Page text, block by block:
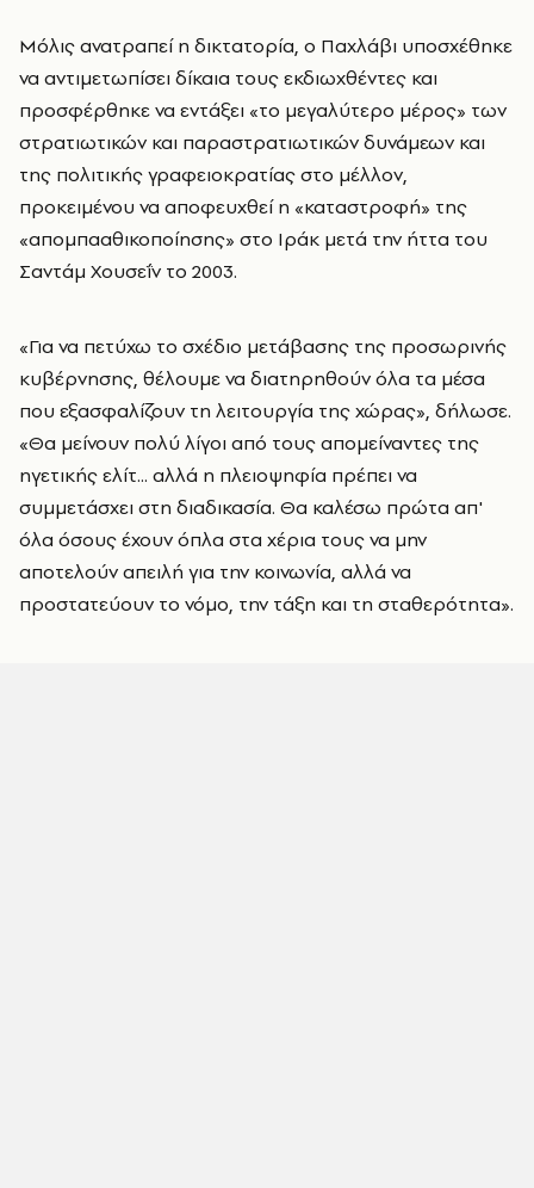
Μόλις ανατραπεί η δικτατορία, ο Παχλάβι υποσχέθηκε
να αντιμετωπίσει δίκαια τους εκδιωχθέντες και
προσφέρθηκε να εντάξει «το μεγαλύτερο μέρος» των
στρατιωτικών και παραστρατιωτικών δυνάμεων και
της πολιτικής γραφειοκρατίας στο μέλλον,
προκειμένου να αποφευχθεί η «καταστροφή» της
«απομπααθικοποίησης» στο Ιράκ μετά την ήττα του
Σαντάμ Χουσεΐν το 2003.
«Για να πετύχω το σχέδιο μετάβασης της προσωρινής
κυβέρνησης, θέλουμε να διατηρηθούν όλα τα μέσα
που εξασφαλίζουν τη λειτουργία της χώρας», δήλωσε.
«Θα μείνουν πολύ λίγοι από τους απομείναντες της
ηγετικής ελίτ... αλλά η πλειοψηφία πρέπει να
συμμετάσχει στη διαδικασία. Θα καλέσω πρώτα απ'
όλα όσους έχουν όπλα στα χέρια τους να μην
αποτελούν απειλή για την κοινωνία, αλλά να
προστατεύουν το νόμο, την τάξη και τη σταθερότητα».